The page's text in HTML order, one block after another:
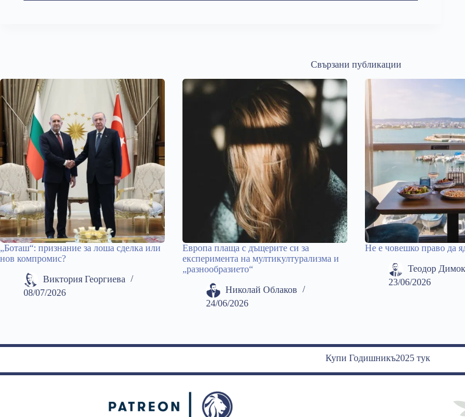
Свързани публикации
„Боташ“: признание за лоша сделка или
нов компромис?
Виктория Георгиева
08/07/2026
Европа плаща с дъщерите си за
експеримента на мултикултурализма и
„разнообразието“
Николай Облаков
24/06/2026
Не е човешко право да
Теодор
23/06/2026
Купи Годишникъ2025 тук